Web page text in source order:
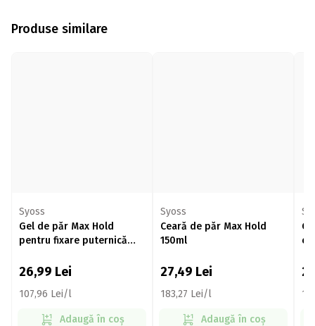
Produse similare
Syoss
Gel de păr Max Hold
pentru fixare puternică
26,99 Lei
107,96 Lei/l
Adaugă în coș
Syoss
Ceară de păr Max Hold
150ml
27,49 Lei
183,27 Lei/l
Adaugă în coș